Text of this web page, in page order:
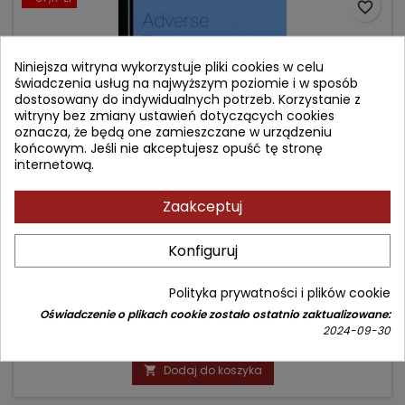
ADVERSE REACTIONS TO ANTITUBERCULOSIS DRUGS
Autor: Rafael Laniado-Laborin
(0)
podstawowa
 Dodaj do koszyka
favorite_border
Niniejsza witryna wykorzystuje pliki cookies w celu
świadczenia usług na najwyższym poziomie i w sposób
dostosowany do indywidualnych potrzeb. Korzystanie z
witryny bez zmiany ustawień dotyczących cookies
oznacza, że będą one zamieszczane w urządzeniu
końcowym. Jeśli nie akceptujesz opuść tę stronę
internetową.
Zaakceptuj
Konfiguruj
Polityka prywatności i plików cookie
Oświadczenie o plikach cookie zostało ostatnio zaktualizowane:
2024-09-30